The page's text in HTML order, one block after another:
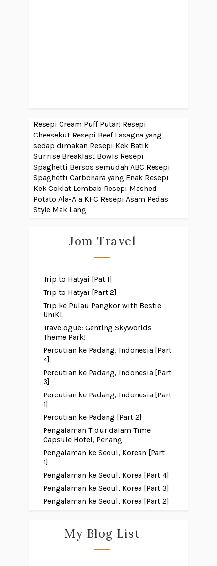
Resepi Cream Puff Putar! Resepi
Cheesekut Resepi Beef Lasagna yang
sedap dimakan Resepi Kek Batik
Sunrise Breakfast Bowls Resepi
Spaghetti Bersos semudah ABC Resepi
Spaghetti Carbonara yang Enak Resepi
Kek Coklat Lembab Resepi Mashed
Potato Ala-Ala KFC Resepi Asam Pedas
Style Mak Lang
Jom Travel
Trip to Hatyai [Pat 1]
Trip to Hatyai [Part 2]
Trip ke Pulau Pangkor with Bestie
UniKL
Travelogue: Genting SkyWorlds
Theme Park!
Percutian ke Padang, Indonesia [Part
4]
Percutian ke Padang, Indonesia [Part
3]
Percutian ke Padang, Indonesia [Part
1]
Percutian ke Padang [Part 2]
Pengalaman Tidur dalam Time
Capsule Hotel, Penang
Pengalaman ke Seoul, Korean [Part
1]
Pengalaman ke Seoul, Korea [Part 4]
Pengalaman ke Seoul, Korea [Part 3]
Pengalaman ke Seoul, Korea [Part 2]
My Blog List